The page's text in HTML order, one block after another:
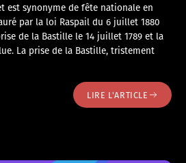
est synonyme de fête nationale en
par la loi Raspail du 6 juillet 1880
de la Bastille le 14 juillet 1789 et la
La prise de la Bastille, tristement
LIRE L'ARTICLE